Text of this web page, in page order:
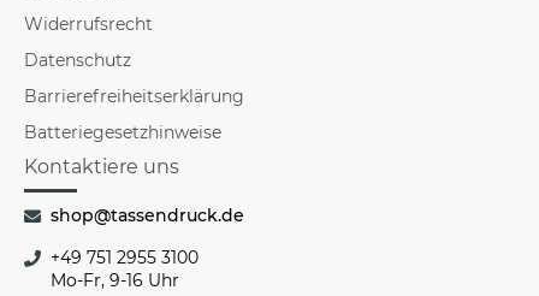
Widerrufsrecht
Datenschutz
Barrierefreiheitserklärung
Batteriegesetzhinweise
Kontaktiere uns
shop@tassendruck.de
+49 751 2955 3100
Mo-Fr, 9-16 Uhr